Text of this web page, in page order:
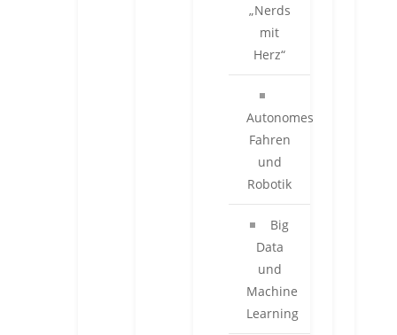
„Nerds
mit
Herz“
Autonomes
Fahren
und
Robotik
Big
Data
und
Machine
Learning